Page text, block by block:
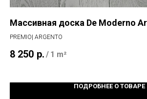
Массивная доска De Moderno
PREMIO| ARGENTO
8 250 р. / 1 m²
ПОДРОБНЕЕ О ТОВАРЕ